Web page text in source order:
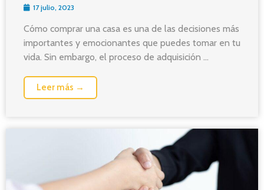
17 julio, 2023
Cómo comprar una casa es una de las decisiones más
importantes y emocionantes que puedes tomar en tu
vida. Sin embargo, el proceso de adquisición ...
Leer más →